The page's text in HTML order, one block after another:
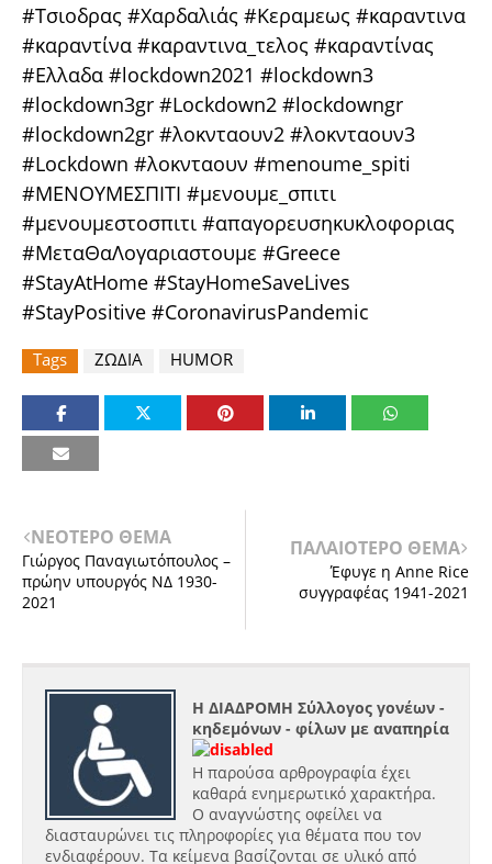
#Τσιοδρας #Χαρδαλιάς #Κεραμεως #καραντινα
#καραντίνα #καραντινα_τελος #καραντίνας
#Ελλαδα #lockdown2021 #lockdown3
#lockdown3gr #Lockdown2 #lockdowngr
#lockdown2gr #λοκνταουν2 #λοκνταουν3
#Lockdown #λοκνταουν #menoume_spiti
#ΜΕΝΟΥΜΕΣΠΙΤΙ #μενουμε_σπιτι
#μενουμεστοσπιτι #απαγορευσηκυκλοφοριας
#ΜεταΘαΛογαριαστουμε #Greece
#StayAtHome #StayHomeSaveLives
#StayPositive #CoronavirusPandemic
Tags ΖΩΔΙΑ HUMOR
ΝΕΟΤΕΡΟ ΘΕΜΑ
Γιώργος Παναγιωτόπουλος –
πρώην υπουργός ΝΔ 1930-
2021
ΠΑΛΑΙΟΤΕΡΟ ΘΕΜΑ
Έφυγε η Anne Rice
συγγραφέας 1941-2021
Η ΔΙΑΔΡΟΜΗ Σύλλογος γονέων -
κηδεμόνων - φίλων με αναπηρία
Η παρούσα αρθρογραφία έχει
καθαρά ενημερωτικό χαρακτήρα.
Ο αναγνώστης οφείλει να
διασταυρώνει τις πληροφορίες για θέματα που τον
ενδιαφέρουν. Τα κείμενα βασίζονται σε υλικό από